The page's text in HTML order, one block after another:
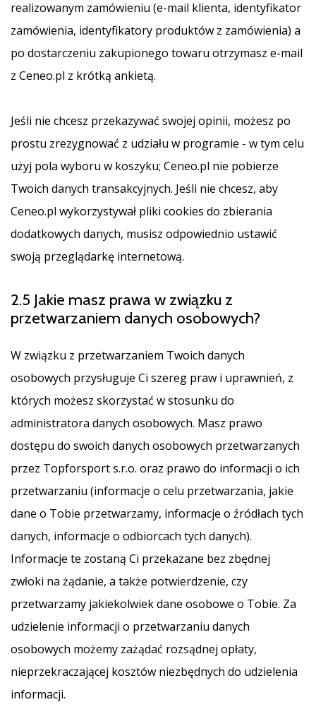
realizowanym zamówieniu (e-mail klienta, identyfikator
zamówienia, identyfikatory produktów z zamówienia) a
po dostarczeniu zakupionego towaru otrzymasz e-mail
z Ceneo.pl z krótką ankietą.
Jeśli nie chcesz przekazywać swojej opinii, możesz po
prostu zrezygnować z udziału w programie - w tym celu
użyj pola wyboru w koszyku; Ceneo.pl nie pobierze
Twoich danych transakcyjnych. Jeśli nie chcesz, aby
Ceneo.pl wykorzystywał pliki cookies do zbierania
dodatkowych danych, musisz odpowiednio ustawić
swoją przeglądarkę internetową.
2.5 Jakie masz prawa w związku z
przetwarzaniem danych osobowych?
W związku z przetwarzaniem Twoich danych
osobowych przysługuje Ci szereg praw i uprawnień, z
których możesz skorzystać w stosunku do
administratora danych osobowych. Masz prawo
dostępu do swoich danych osobowych przetwarzanych
przez Topforsport s.r.o. oraz prawo do informacji o ich
przetwarzaniu (informacje o celu przetwarzania, jakie
dane o Tobie przetwarzamy, informacje o źródłach tych
danych, informacje o odbiorcach tych danych).
Informacje te zostaną Ci przekazane bez zbędnej
zwłoki na żądanie, a także potwierdzenie, czy
przetwarzamy jakiekolwiek dane osobowe o Tobie. Za
udzielenie informacji o przetwarzaniu danych
osobowych możemy zażądać rozsądnej opłaty,
nieprzekraczającej kosztów niezbędnych do udzielenia
informacji.